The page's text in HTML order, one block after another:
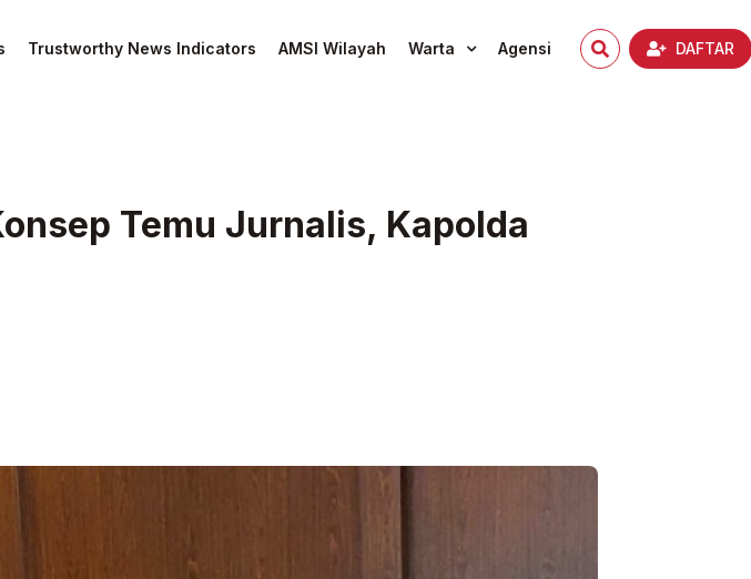
Trustworthy News Indicators AMSI Wilayah Warta Agensi DAFTAR
Temu Jurnalis, Kapolda